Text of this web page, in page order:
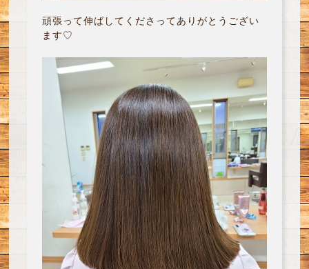
頑張って伸ばしてくださってありがとうござい
ます♡